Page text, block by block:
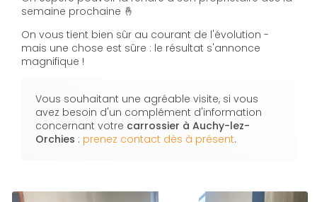
semaine prochaine 🤞
On vous tient bien sûr au courant de l'évolution -
mais une chose est sûre : le résultat s'annonce
magnifique !
Vous souhaitant une agréable visite, si vous
avez besoin d'un complément d'information
concernant votre carrossier à Auchy-lez-
Orchies : prenez contact dès à présent.